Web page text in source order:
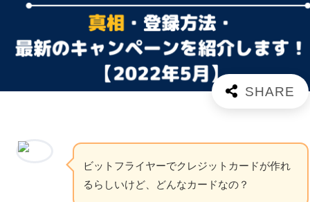
ビットフライヤーでクレジットカードが作れ
るらしいけど、どんなカードなの？